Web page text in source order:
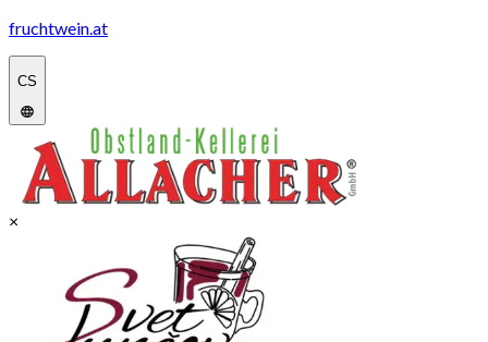
fruchtwein.at
CS
×